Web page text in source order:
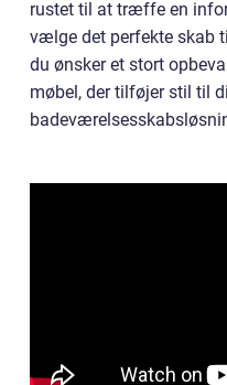
rustet til at træffe en
vælge det perfekte skab
du ønsker et stort
møbel, der tilføjer stil til